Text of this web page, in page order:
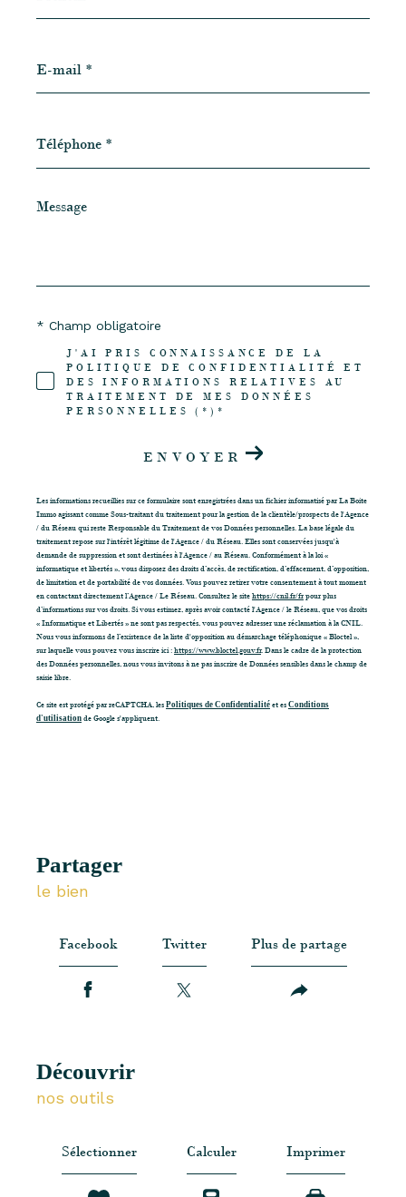
mail
*
*
Message
*
J'AI PRIS CONNAISSANCE DE LA
POLITIQUE DE CONFIDENTIALITÉ ET
DES INFORMATIONS RELATIVES AU
TRAITEMENT DE MES DONNÉES
PERSONNELLES (*)*
* Champ obligatoire
ENVOYER
Les informations recueillies sur ce formulaire sont enregistrées dans un fichier informatisé par La Boite
Immo agissant comme Sous-traitant du traitement pour la gestion de la clientèle/prospects de l'Agence
/ du Réseau qui reste Responsable du Traitement de vos Données personnelles. La base légale du
traitement repose sur l'intérêt légitime de l'Agence / du Réseau. Elles sont conservées jusqu'à
demande de suppression et sont destinées à l'Agence / au Réseau. Conformément à la loi «
informatique et libertés », vous disposez des droits d’accès, de rectification, d’effacement, d’opposition,
de limitation et de portabilité de vos données. Vous pouvez retirer votre consentement à tout moment
en contactant directement l’Agence / Le Réseau. Consultez le sitehttps://cnil.fr/frpour plus
d’informations sur vos droits. Si vous estimez, après avoir contacté l'Agence / le Réseau, que vos droits
« Informatique et Libertés » ne sont pas respectés, vous pouvez adresser une réclamation à la CNIL.
Nous vous informons de l’existence de la liste d'opposition au démarchage téléphonique « Bloctel »,
sur laquelle vous pouvez vous inscrire ici :https://www.bloctel.gouv.fr. Dans le cadre de la protection
des Données personnelles, nous vous invitons à ne pas inscrire de Données sensibles dans le champ de
saisie libre.
Ce site est protégé par reCAPTCHA, les Politiques de Confidentialité et es Conditions
d'utilisation de Google s'appliquent.
partager
le bien
Facebook Twitter Plus de partage
découvrir
nos outils
Sélectionner Calculer Imprimer